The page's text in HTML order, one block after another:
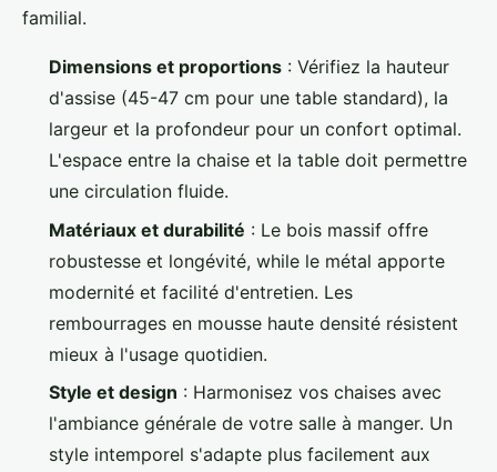
familial.
Dimensions et proportions : Vérifiez la hauteur
d'assise (45-47 cm pour une table standard), la
largeur et la profondeur pour un confort optimal.
L'espace entre la chaise et la table doit permettre
une circulation fluide.
Matériaux et durabilité : Le bois massif offre
robustesse et longévité, while le métal apporte
modernité et facilité d'entretien. Les
rembourrages en mousse haute densité résistent
mieux à l'usage quotidien.
Style et design : Harmonisez vos chaises avec
l'ambiance générale de votre salle à manger. Un
style intemporel s'adapte plus facilement aux